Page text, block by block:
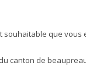
souhaitable que vous
canton de